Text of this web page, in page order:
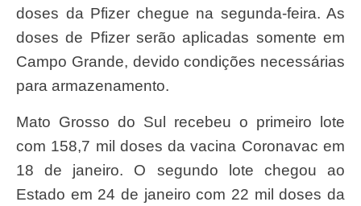
doses da Pfizer chegue na segunda-feira. As
doses de Pfizer serão aplicadas somente em
Campo Grande, devido condições necessárias
para armazenamento.
Mato Grosso do Sul recebeu o primeiro lote
com 158,7 mil doses da vacina Coronavac em
18 de janeiro. O segundo lote chegou ao
Estado em 24 de janeiro com 22 mil doses da